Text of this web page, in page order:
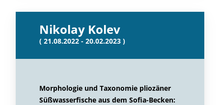
Nikolay Kolev
( 21.08.2022 - 20.02.2023 )
Morphologie und Taxonomie pliozäner
Süßwasserfische aus dem Sofia-Becken: